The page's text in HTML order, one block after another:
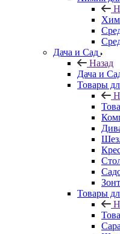
Дача и Сад
Назад
Дача и
Товары
Товары